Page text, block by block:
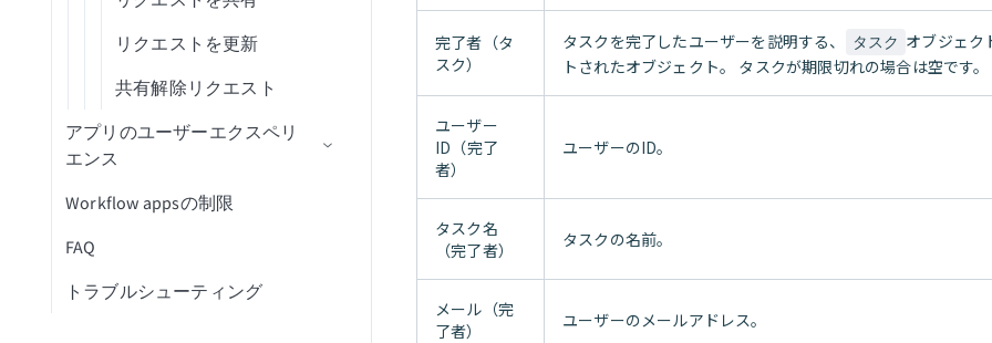
QuickBooks Online Billing and AR
Salesforce Sales Explorer
Shopify Orders and Fulfillment
Slack
Snowflake Data Explorer
Trello
Stripeを設定
Workdayを設定
Workday RaaSを設定
Zendeskを設定
Zuoraを設定
リクエストを更新
共有解除リクエスト
アプリのユーザーエクスペリ
エンス
招待と認証
Workflow apps portalホームペー
Workflow appsの制限
FAQ
トラブルシューティング
完了者（タ
スク）
タスクを完了したユーザーを説明する、 タスク オブジェク
トされたオブジェクト。 タスクが期限切れの場合は空です。
ユーザー
ID（完了
者）
ユーザーのID。
タスク名
（完了者）
タスクの名前。
メール（完
了者）
ユーザーのメールアドレス。